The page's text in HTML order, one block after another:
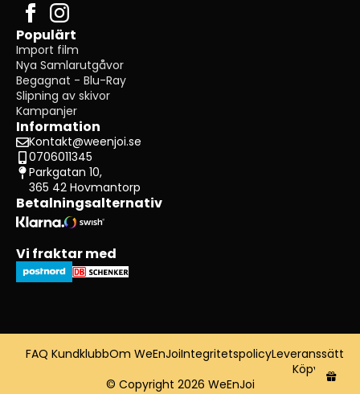
Populärt
Import film
Nya Samlarutgåvor
Begagnat - Blu-Ray
Slipning av skivor
Kampanjer
Information
Kontakt@weenjoi.se
0706011345
Parkgatan 10,
365 42 Hovmantorp
Betalningsalternativ
Vi fraktar med
© Copyright 2026 WeEnJoi
FAQ KundklubbOm WeEnJoiIntegritetspolicyLeveranssätt
Köpvillkor